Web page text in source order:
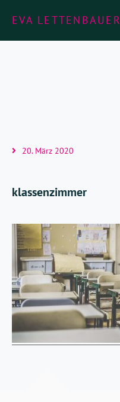
EVA LETTENBAUER
20. März 2020
klassenzimmer